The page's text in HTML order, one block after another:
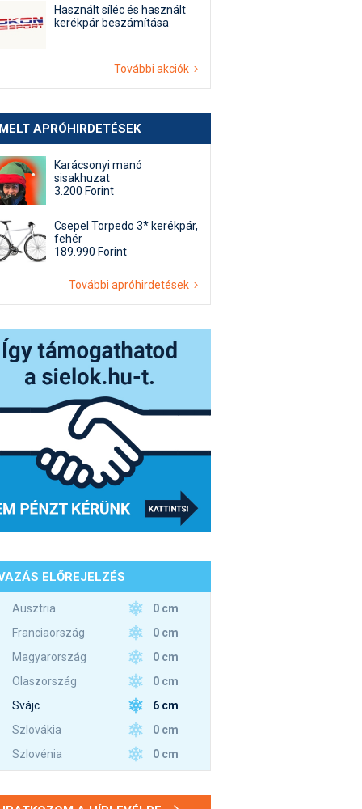
Használt síléc és használt
kerékpár beszámítása
További akciók
APRÓHIRDETÉSEK
Karácsonyi manó
sisakhuzat
3.200 Forint
Csepel Torpedo 3* kerékpár,
fehér
189.990 Forint
További apróhirdetések
ELŐREJELZÉS
Ausztria
0 cm
Franciaország
0 cm
Magyarország
0 cm
Olaszország
0 cm
Svájc
6 cm
Szlovákia
0 cm
Szlovénia
0 cm